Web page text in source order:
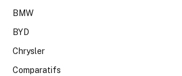
BMW
BYD
Chrysler
Comparatifs